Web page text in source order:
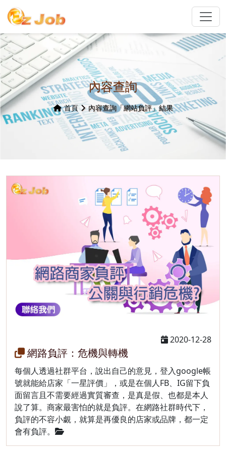
內容查詢
首頁 內容查詢「網站負評」結果
2020-12-28
網路負評：危機與轉機
每個人透過社群平台，說出自己的意見，登入google帳
號就能給店家「一星評價」，或是在個人FB、IG留下負
面留言且不需要經過實質審查，是真是假、也都是本人
說了算。商家最害怕的就是負評。在網路社群時代下，
負評的不容小覷，就算是再優良的店家或品牌，都一定
會有負評。